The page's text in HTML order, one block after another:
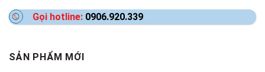
Gọi hotline: 0906.920.339
SẢN PHẨM MỚI